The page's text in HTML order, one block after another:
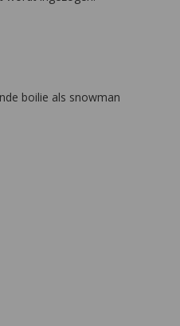
boilie als snowman